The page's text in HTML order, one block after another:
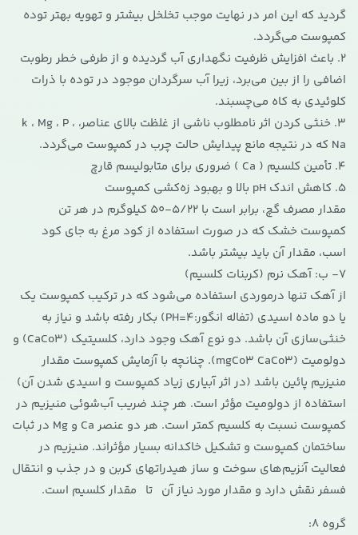
گردید که این امر در نهایت موجب تخلخل بیشتر و تهویه بهتر توده
کمپوست می‌گردد.
2. باعث افزایش ظرفیت نگهداری آب گردیده و از طرفی خطر رطوبت
اضافی را از بین می‌برد، زیرا آب سرگردان موجود در توده با ذرات
کلوئیدی به کاه می‌چسبند.
3. خنثی کردن اثر نامطلوب ناشی از غلظت بالای عناصر، k ، Mg ، P ،
Na که در نتیجه مانع پیدایش حالت چرب در کمپوست می‌گردد.
مقدار مصرف گچ، برابر است با 5/22-50 کیلوگرم در هر تن
کمپوست خشک که در صورت استفاده از کود مرغ به جای کود
اسب، مقدار آن باید بیشتر باشد.
از آهک تنها درموردی استفاده می‌شود که در ترکیب کمپوست یک
یا دو ماده اسیدی (تفاله انگور:4=PH) بکار رفته باشد و نیاز به
خنثی‌سازی آن باشد. دو نوع آهک وجود دارد، کلسیتیک (CaCo3) و
دولومیت (mgCo3 CaCo3). چنانچه با آزمایش کمپوست مقدار
منیزیم پائین باشد (در اثر آبیاری زیاد کمپوست و اسیدی شدن آن)
استفاده از دولومیت مؤثر است. هر چند ضریب آب‌شوئی منیزیم در
کمپوست نسبت به کلسیم کمتر است. هر دو عنصر Ca و Mg در ثبات
ساختمان کمپوست و تشکیل خاکدانه بسیار مؤثراند. منیزیم در
فعالیت آنزیم‌های سوخت و ساز هیدراتهای کربن و در جذب و انتقال
فسفر نقش دارد و مقدار مورد نیاز آن تا مقدار کلسیم است.
گروه 8: